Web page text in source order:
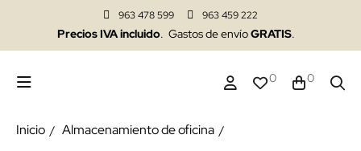
963 478 599 963 459 222
Precios IVA incluido. Gastos de envíoGRATIS.
0 0
Inicio
Almacenamiento de oficina